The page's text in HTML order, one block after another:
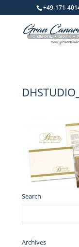
+49-171-
Search
Archives